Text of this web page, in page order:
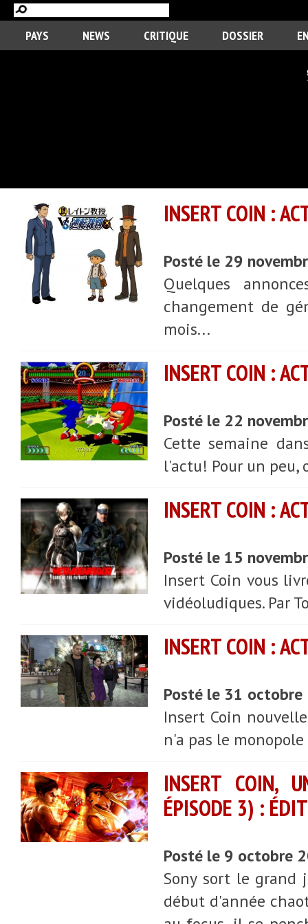
PAYS NEWS CRITIQUE DOSSIER
INSERT COIN :
Posté le 29
Quelques
changement de
mois...
INSERT COIN :
Posté le 22
Cette semaine
l'actu! Pour un
INSERT COIN :
Posté le 15
Insert Coin vous
vidéoludiques. Par
INSERT COIN :
Posté le 31
Insert Coin
n'a pas le monopole
INSERT COIN,
ÉPISODE 3) :
Posté le 9 octobre
Sony sort le grand
début d'année